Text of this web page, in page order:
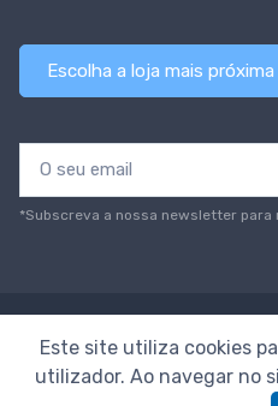
Escolha a loja mais próxima
*Subscreva a nossa newsletter para
© Todos os direitos
Este site utiliza cookies
utilizador. Ao navegar no